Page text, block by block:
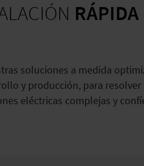
RÁPIDA
soluciones a medida
y producción, para
eléctricas complejas y